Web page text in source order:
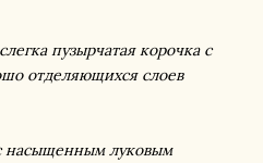
пузырчатая корочка с
отделяющихся слоев
насыщенным луковым